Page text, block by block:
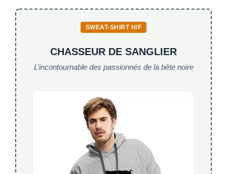
SWEAT-SHIRT H/F
CHASSEUR DE SANGLIER
L’incontournable des passionnés de la bête noire